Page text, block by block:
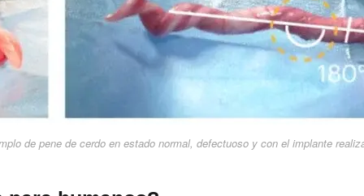
de pene de cerdo en estado normal, defectuoso y con el implante